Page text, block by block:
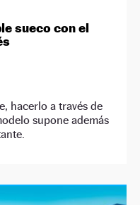
sueco con el
hacerlo a través de
supone además